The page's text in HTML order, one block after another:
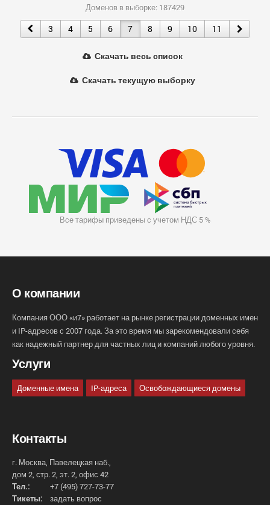
Доменов в выборке: 187429
3 4 5 6 7 8 9 10 11
Скачать весь список
Скачать текущую выборку
Все тарифы приведены с учетом НДС 5 %
О компании
Компания ООО «и7» работает на рынке регистрации доменных имен
и IP-адресов с 2007 года. За это время мы зарекомендовали себя
как надежный партнер для частных лиц и компаний любого уровня.
Услуги
Доменные имена IP-адреса Освобождающиеся домены
Контакты
г. Москва, Павелецкая наб.,
дом 2, стр. 2, эт. 2, офис 42
Тел.:
+7 (495) 727-73-77
Тикеты:
задать вопрос